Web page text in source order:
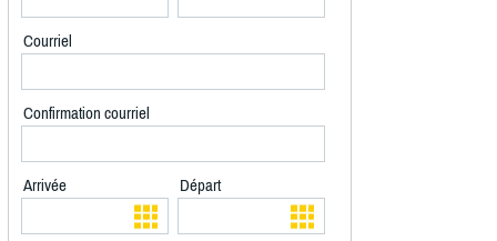
Courriel
Confirmation courriel
Arrivée Départ